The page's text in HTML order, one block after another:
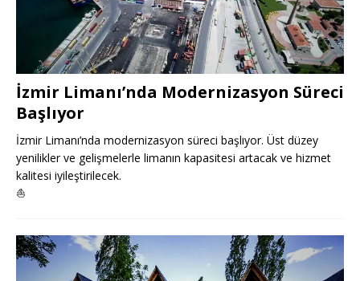
İzmir Limanı’nda Modernizasyon Süreci
Başlıyor
İzmir Limanı’nda modernizasyon süreci başlıyor. Üst düzey
yenilikler ve gelişmelerle limanın kapasitesi artacak ve hizmet
kalitesi iyileştirilecek.
⛵